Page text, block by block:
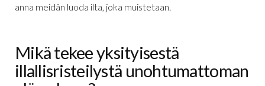
anna meidän luoda ilta, joka muistetaan.
Mikä tekee yksityisestä
illallisristeilystä unohtumattoman